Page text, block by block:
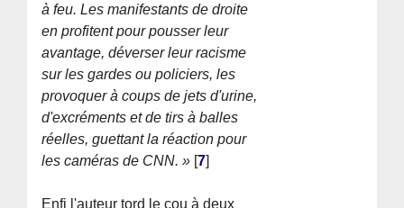
à feu. Les manifestants de droite
en profitent pour pousser leur
avantage, déverser leur racisme
sur les gardes ou policiers, les
provoquer à coups de jets d'urine,
d'excréments et de tirs à balles
réelles, guettant la réaction pour
les caméras de CNN. » [7]
Enfi l'auteur tord le cou à deux